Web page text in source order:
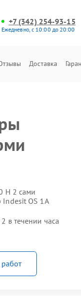
+7 (342) 254-93-15
Ежедневно, с 10:00 до 20:00
Доставка
H 2 сами
OS 1A
в течении часа
работ